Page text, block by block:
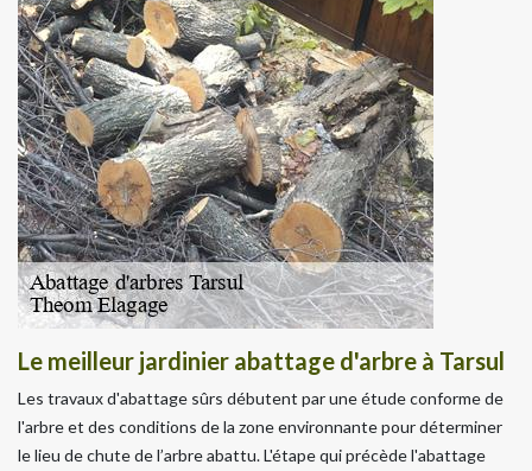
Le meilleur jardinier abattage d'arbre à Tarsul
Les travaux d'abattage sûrs débutent par une étude conforme de
l'arbre et des conditions de la zone environnante pour déterminer
le lieu de chute de l’arbre abattu. L'étape qui précède l'abattage